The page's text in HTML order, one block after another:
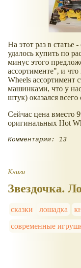
На этот раз в статье
удалось купить по
минус этого
ассортименте", и
Wheels ассортимент
машинками, что у
штук) оказался
Сейчас цена вместо
оригинальных Hot
Комментарии: 13
Книги
Звездочка.
сказки лошадка
современные